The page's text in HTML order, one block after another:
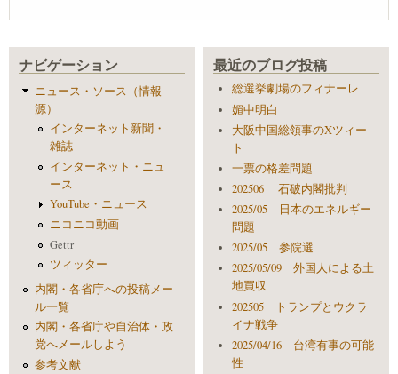
ナビゲーション
ニュース・ソース（情報
源）
インターネット新聞・
雑誌
インターネット・ニュ
ース
YouTube・ニュース
ニコニコ動画
Gettr
ツィッター
内閣・各省庁への投稿メー
ル一覧
内閣・各省庁や自治体・政
党へメールしよう
参考文献
最近のブログ投稿
総選挙劇場のフィナーレ
媚中明白
大阪中国総領事のXツィー
ト
一票の格差問題
202506 石破内閣批判
2025/05 日本のエネルギー
問題
2025/05 参院選
2025/05/09 外国人による土
地買収
202505 トランプとウクラ
イナ戦争
2025/04/16 台湾有事の可能
性